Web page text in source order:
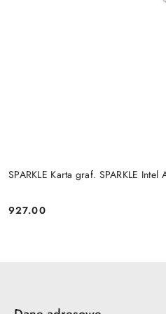
SPARKLE Karta graf. SPARKLE
Cena:
927.00